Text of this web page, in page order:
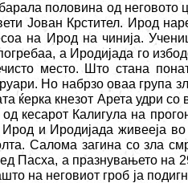
половина од неговото
Јован Крстител. Ирод
на Ирод на чинија.
а Иродијада го
место. Што стана
Но набрзо оваа група
ќерка кнезот Арета удри
кесарот Калигула на
и Иродијада живееја
Салома загина со зла
Пасха, а празнувањето на
на неговиот гроб ја